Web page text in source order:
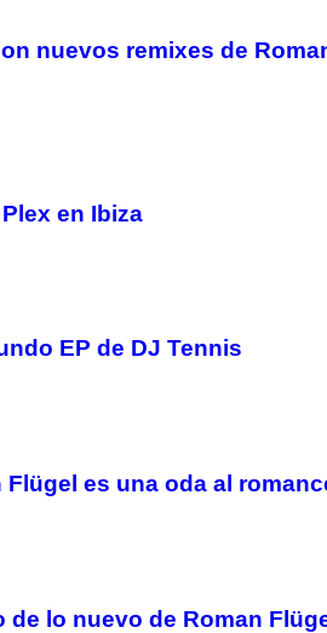
nuevos remixes de
en Ibiza
EP de DJ Tennis
es una oda al
de lo nuevo de Roman